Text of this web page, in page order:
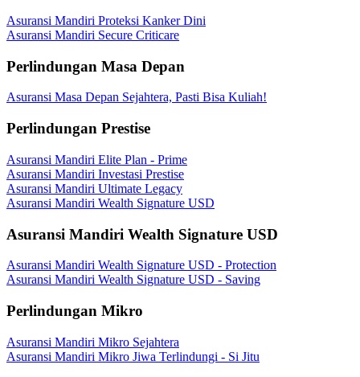
Asuransi Mandiri Proteksi Kanker Dini
Asuransi Mandiri Secure Criticare
Perlindungan Masa Depan
Asuransi Masa Depan Sejahtera, Pasti Bisa Kuliah!
Perlindungan Prestise
Asuransi Mandiri Elite Plan - Prime
Asuransi Mandiri Investasi Prestise
Asuransi Mandiri Ultimate Legacy
Asuransi Mandiri Wealth Signature USD
Asuransi Mandiri Wealth Signature USD
Asuransi Mandiri Wealth Signature USD - Protection
Asuransi Mandiri Wealth Signature USD - Saving
Perlindungan Mikro
Asuransi Mandiri Mikro Sejahtera
Asuransi Mandiri Mikro Jiwa Terlindungi - Si Jitu